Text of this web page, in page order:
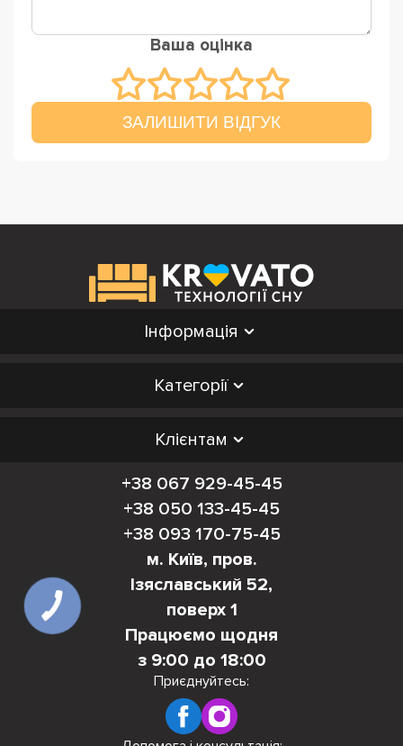
Ваша оцінка
ЗАЛИШИТИ ВІДГУК
Інформація
Категорії
Клієнтам
+38 067 929-45-45
+38 050 133-45-45
+38 093 170-75-45
м. Київ, пров.
Ізяславський 52,
поверх 1
Працюємо щодня
з 9:00 до 18:00
Приєднуйтесь: